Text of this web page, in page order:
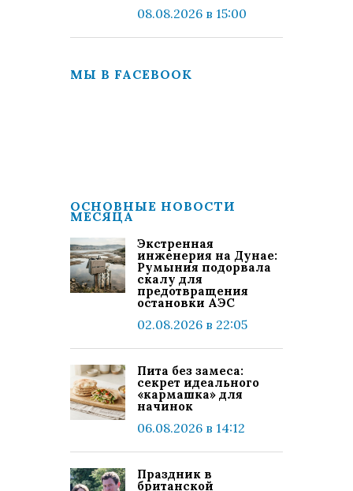
08.08.2026 в 15:00
МЫ В FACEBOOK
ОСНОВНЫЕ НОВОСТИ
МЕСЯЦА
Экстренная
инженерия на Дунае:
Румыния подорвала
скалу для
предотвращения
остановки АЭС
02.08.2026 в 22:05
Пита без замеса:
секрет идеального
«кармашка» для
начинок
06.08.2026 в 14:12
Праздник в
британской